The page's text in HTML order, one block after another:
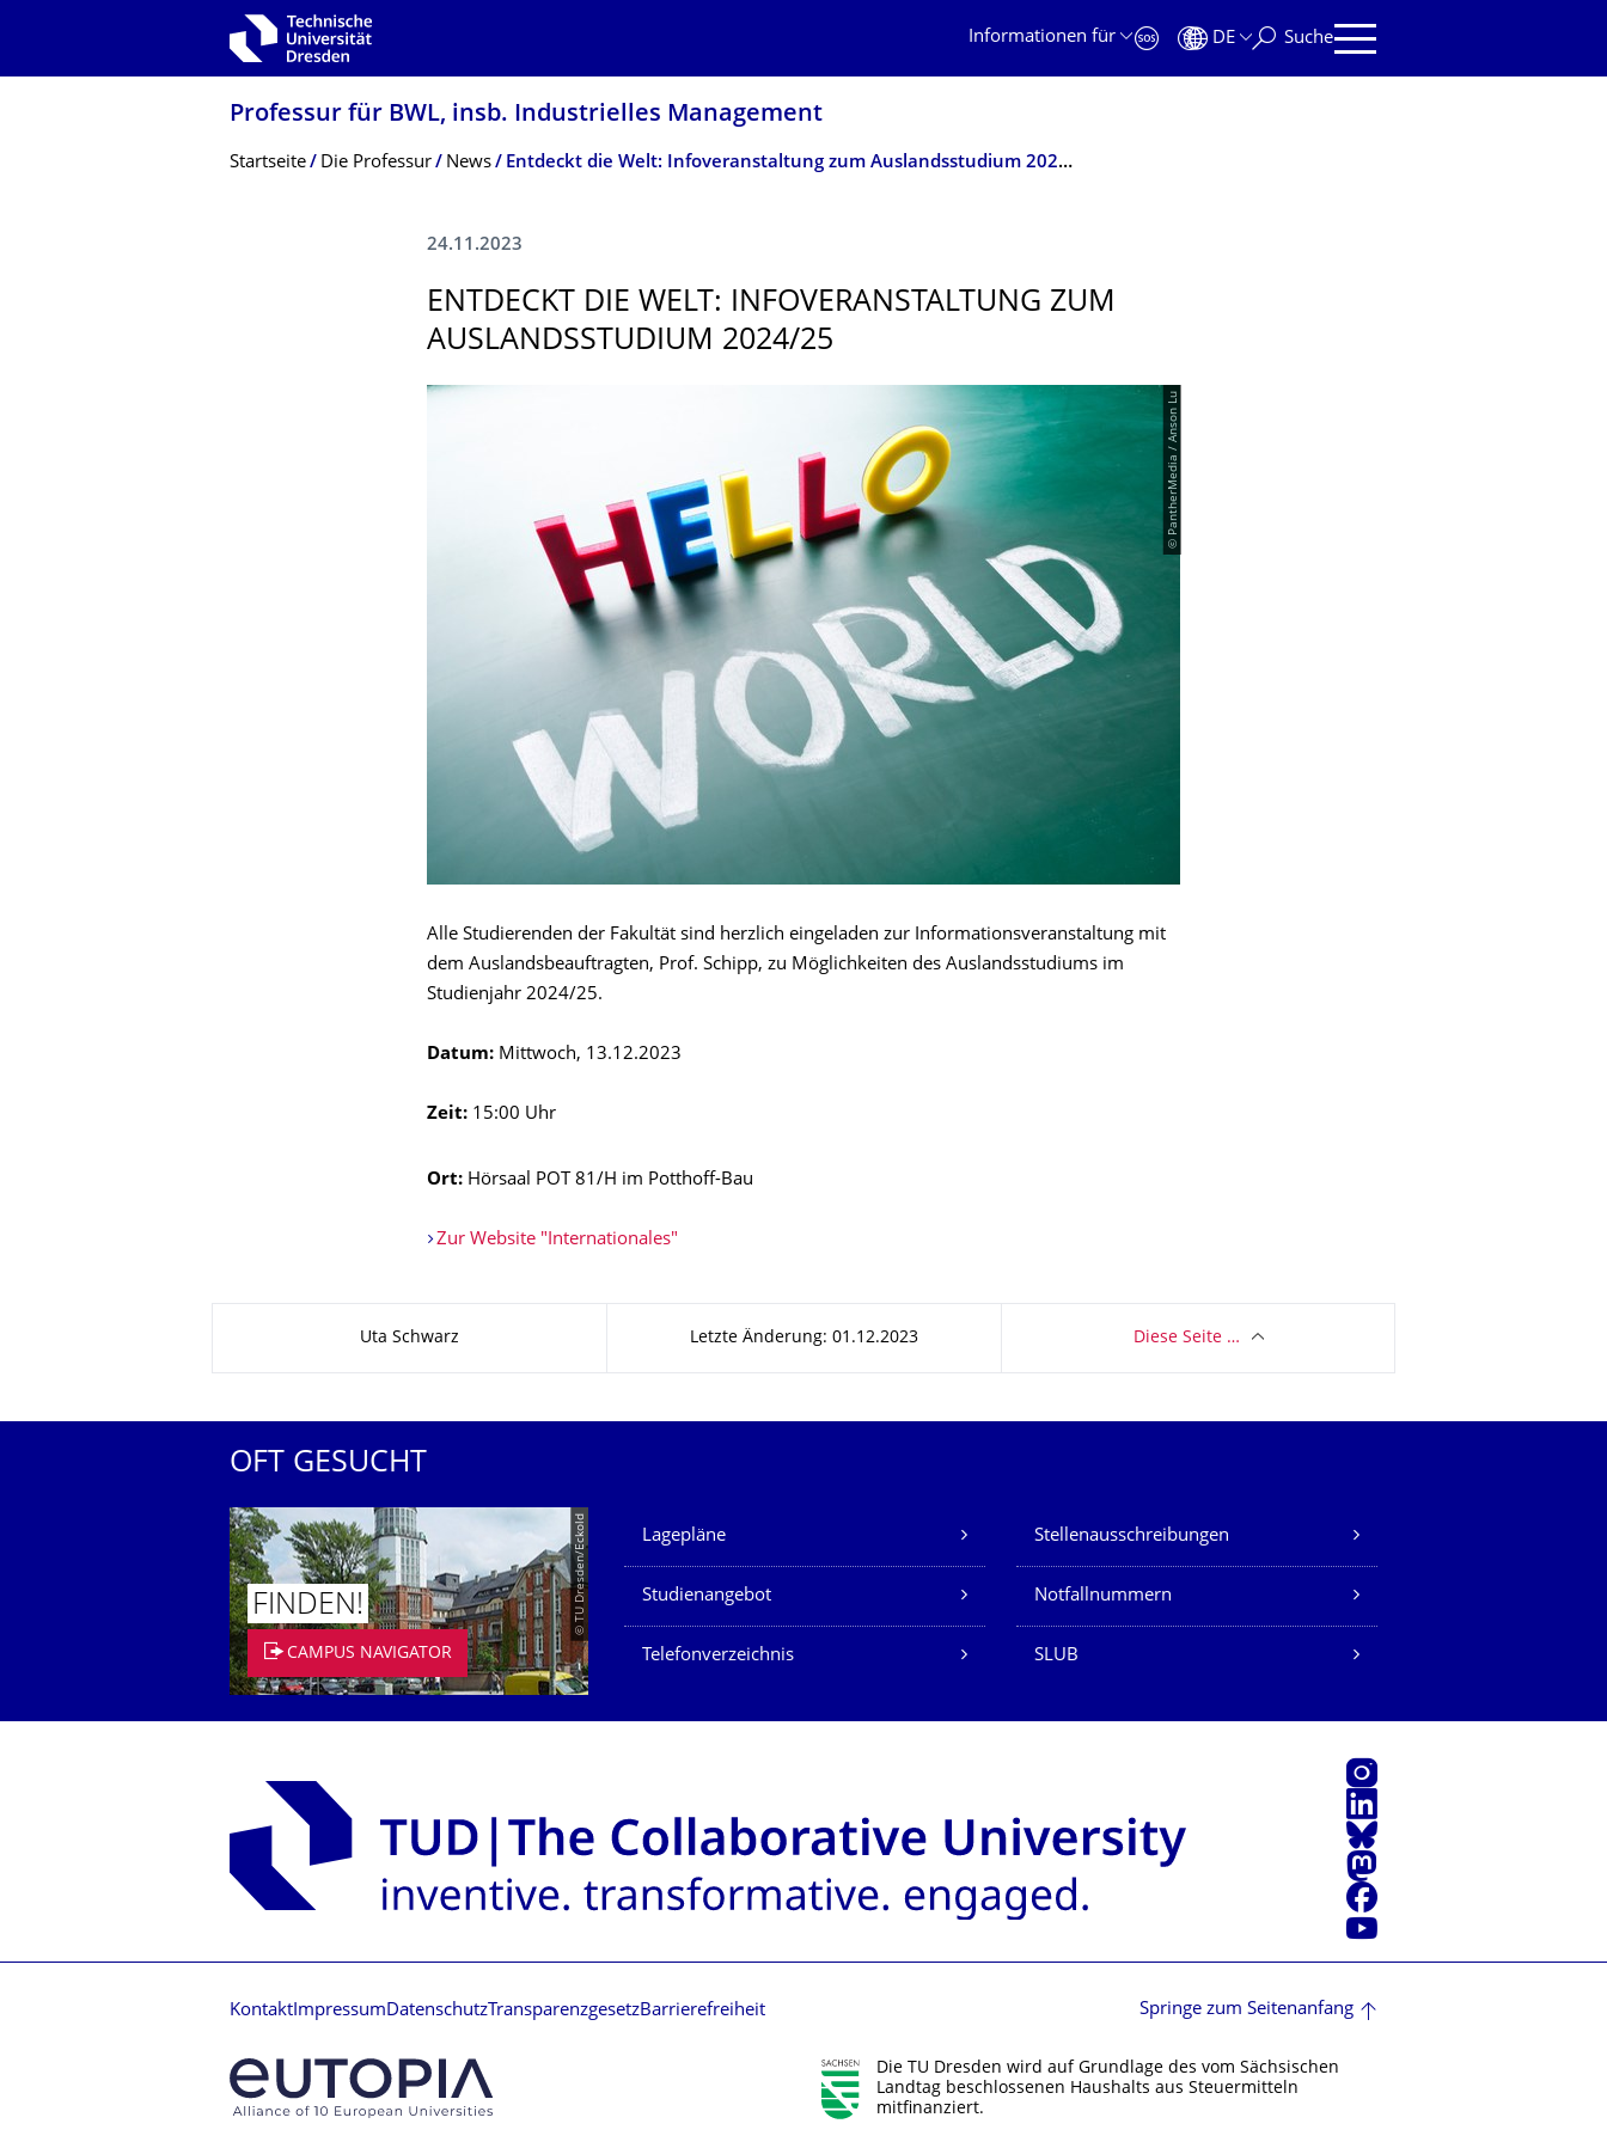
Zur Hauptnavigation springen
Informationen für
DE Suche
Professur für BWL, insb. Industrielles Management
Breadcrumb-Menü
Startseite Die Professur News Entdeckt die Welt: Infoveranstaltung zum Auslandsstudium 2024/25
24.11.2023
ENTDECKT DIE WELT: INFOVERANSTAL­TUNG ZUM
AUSLANDSSTUDIUM 2024/25
© PantherMedia / Anson Lu
Alle Studierenden der Fakultät sind herzlich eingeladen zur Informationsveranstaltung mit
dem Auslandsbeauftragten, Prof. Schipp, zu Möglichkeiten des Auslandsstudiums im
Studienjahr 2024/25.
Datum: Mittwoch, 13.12.2023
Zeit: 15:00 Uhr
Ort: Hörsaal POT 81/H im Potthoff-Bau
Zur Website "Internationales"
Uta Schwarz Letzte Änderung: 01.12.2023 Diese Seite …
OFT GESUCHT
© TU Dresden/Eckold
FINDEN!
CAMPUS NAVIGATOR
Unsere Dienste
Lagepläne Stellenausschreibungen
Studienangebot Notfallnummern
Telefonverzeichnis SLUB
Instagram
LinkedIn
Bluesky
Mastodon
Facebook
Youtube
Kontakt Impressum DatenschutzTransparenzgesetzBarrierefreiheit Springe zum Seitenanfang
Die TU Dresden wird auf Grundlage des vom Sächsischen
Landtag beschlossenen Haushalts aus Steuermitteln
mitfinanziert.